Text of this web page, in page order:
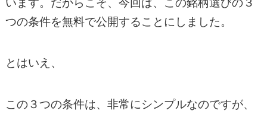
います。だからこそ、今回は、この銘柄選びの３
つの条件を無料で公開することにしました。
とはいえ、
この３つの条件は、非常にシンプルなのですが、